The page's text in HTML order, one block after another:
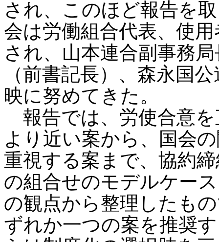
され、このほど報告を
会は労働組合代表、使
され、山本連合副事務
（前書記長）、森永国
映に努めてきた。
報告では、労使合意を
より近い案から、国会
重視する案まで、協約
の組合せのモデルケー
の観点から整理したも
ずれか一つの案を推奨